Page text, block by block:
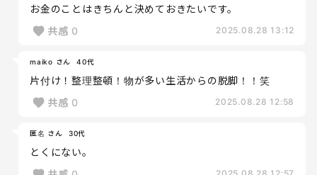
お金のことはきちんと決めておきたいです。
共感 0 2025.08.28 13:12
maiko さん 40代
片付け！整理整頓！物が多い生活からの脱脚！！笑
共感 0 2025.08.28 12:58
匿名 さん 30代
とくにない。